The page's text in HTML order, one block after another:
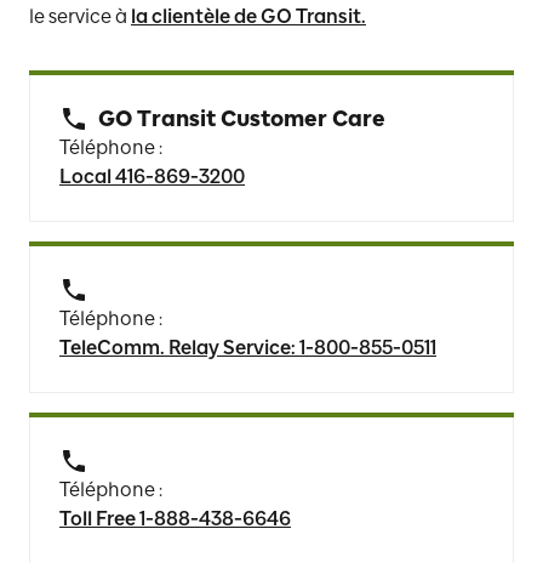
le service à la clientèle de GO Transit.
GO Transit Customer Care
Téléphone :
Local 416-869-3200
Téléphone :
TeleComm. Relay Service: 1-800-855-0511
Téléphone :
Toll Free 1-888-438-6646